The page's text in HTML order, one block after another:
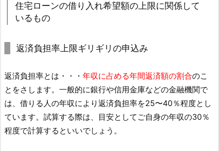
住宅ローンの借り入れ希望額の上限に関係して
いるもの
返済負担率上限ギリギリの申込み
返済負担率とは・・・ 年収に占める年間返済額の割合のこ
とをさします。一般的に銀行や信用金庫などの金融機関で
は、借りる人の年収により返済負担率を25〜40％程度とし
ています。試算する際は、目安としてご自身の年収の30％
程度で計算するといいでしょう。